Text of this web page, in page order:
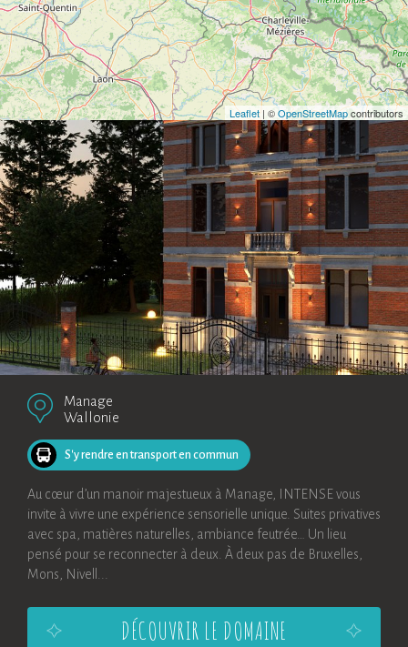
Leaflet| ©OpenStreetMapcontributors
Manage
Wallonie
S'y rendre en transport en commun
Au cœur d’un manoir majestueux à Manage, INTENSE vous
invite à vivre une expérience sensorielle unique. Suites privatives
avec spa, matières naturelles, ambiance feutrée… Un lieu
pensé pour se reconnecter à deux. À deux pas de Bruxelles,
Mons, Nivell...
DÉCOUVRIR LE DOMAINE